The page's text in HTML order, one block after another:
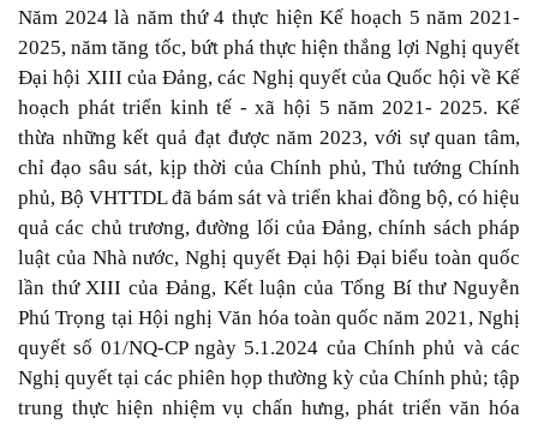
Năm 2024 là năm thứ 4 thực hiện Kế hoạch 5 năm 2021-
2025, năm tăng tốc, bứt phá thực hiện thắng lợi Nghị quyết
Đại hội XIII của Đảng, các Nghị quyết của Quốc hội về Kế
hoạch phát triển kinh tế - xã hội 5 năm 2021- 2025. Kế
thừa những kết quả đạt được năm 2023, với sự quan tâm,
chỉ đạo sâu sát, kịp thời của Chính phủ, Thủ tướng Chính
phủ, Bộ VHTTDL đã bám sát và triển khai đồng bộ, có hiệu
quả các chủ trương, đường lối của Đảng, chính sách pháp
luật của Nhà nước, Nghị quyết Đại hội Đại biểu toàn quốc
lần thứ XIII của Đảng, Kết luận của Tổng Bí thư Nguyễn
Phú Trọng tại Hội nghị Văn hóa toàn quốc năm 2021, Nghị
quyết số 01/NQ-CP ngày 5.1.2024 của Chính phủ và các
Nghị quyết tại các phiên họp thường kỳ của Chính phủ; tập
trung thực hiện nhiệm vụ chấn hưng, phát triển văn hóa